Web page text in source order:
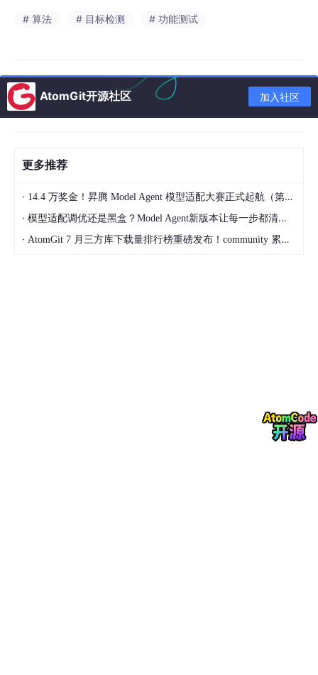
本文的数据集来源于长深高速公路某段上四个点位交通监控视频，
通过 YOLOv8 目标检测算法提取车辆流量、速度和密度等特征，
数据采集时间跨度为 131 分钟。
+ ATT → ST-GCN + ATT + PPO)， 各项拥堵检测指标均呈现显著
# 算法 # 目标检测 # 功能测试
AtomGit开源社区 加入社区
更多推荐
· 14.4 万奖金！昇腾 Model Agent 模型适配大赛正式起航（第二季）
· 模型适配调优还是黑盒？Model Agent新版本让每一步都清晰可见
· AtomGit 7 月三方库下载量排行榜重磅发布！community 累计破百万断层领跑，Chromium 组件全面霸榜